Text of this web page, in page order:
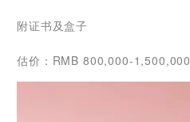
附证书及盒子
估价：RMB 800,000-1,500,000